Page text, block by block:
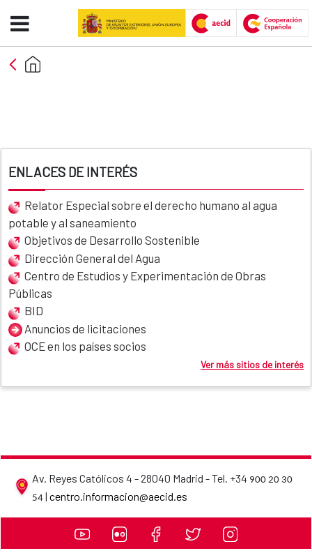
Skip to Main Content
Otros anuncios - AECID -FCAS
ENLACES DE INTERÉS
Relator Especial sobre el derecho humano al agua
potable y al saneamiento
Objetivos de Desarrollo Sostenible
Dirección General del Agua
Centro de Estudios y Experimentación de Obras
Públicas
BID
Anuncios de licitaciones
OCE en los países socios
Ver más sitios de interés
Av. Reyes Católicos 4 - 28040 Madrid - Tel. +34 900 20 30
54 | centro.informacion@aecid.esAECID contact details